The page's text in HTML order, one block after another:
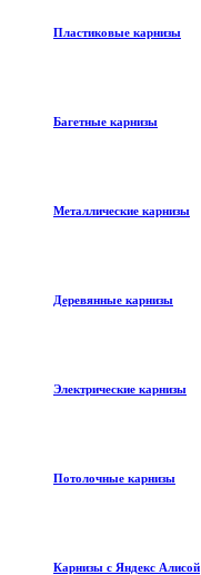
Пластиковые карнизы
Багетные карнизы
Металлические карнизы
Деревянные карнизы
Электрические карнизы
Потолочные карнизы
Карнизы с Яндекс Алисой